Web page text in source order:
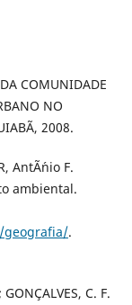
COMUNIDADE
NO
2008.
AntÃ´nio F.
ambiental.
.
C. F.